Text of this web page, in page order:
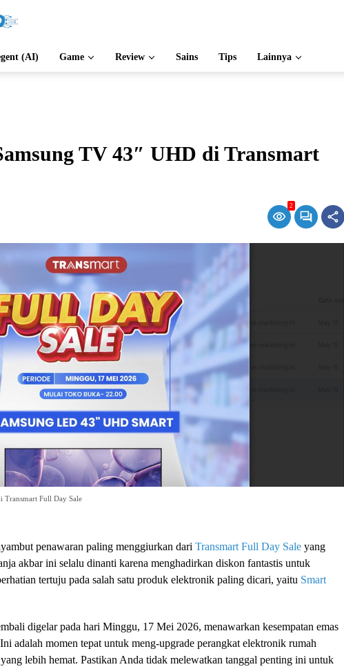
(AI) Game Review Sains Tips Lainnya
TV 43″ UHD di Transmart
2
Transmart Full Day Sale
penawaran paling menggiurkan dari Transmart Full Day Sale yang
akbar ini selalu dinanti karena menghadirkan diskon fantastis untuk
tertuju pada salah satu produk elektronik paling dicari, yaitu Smart
digelar pada hari Minggu, 17 Mei 2026, menawarkan kesempatan emas
adalah momen tepat untuk meng-upgrade perangkat elektronik rumah
lebih hemat. Pastikan Anda tidak melewatkan tanggal penting ini untuk